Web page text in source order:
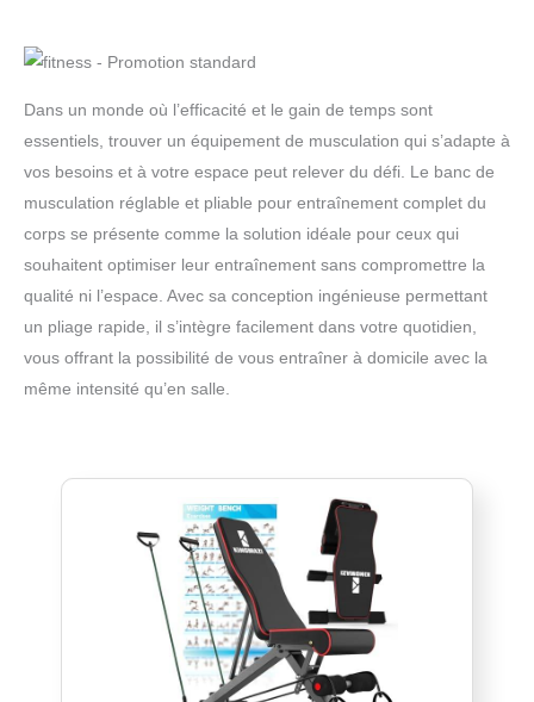
Dans un monde où l’efficacité et le gain de temps sont
essentiels, trouver un équipement de musculation qui s’adapte à
vos besoins et à votre espace peut relever du défi. Le banc de
musculation réglable et pliable pour entraînement complet du
corps se présente comme la solution idéale pour ceux qui
souhaitent optimiser leur entraînement sans compromettre la
qualité ni l’espace. Avec sa conception ingénieuse permettant
un pliage rapide, il s’intègre facilement dans votre quotidien,
vous offrant la possibilité de vous entraîner à domicile avec la
même intensité qu’en salle.